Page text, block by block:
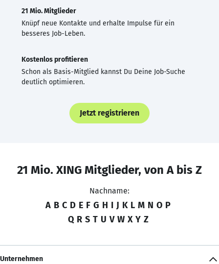
21 Mio. Mitglieder
Knüpf neue Kontakte und erhalte Impulse für ein
besseres Job-Leben.
Kostenlos profitieren
Schon als Basis-Mitglied kannst Du Deine Job-Suche
deutlich optimieren.
Jetzt registrieren
21 Mio. XING Mitglieder, von A bis Z
Nachname:
A B C D E F G H I J K L M N O P
Q R S T U V W X Y Z
Unternehmen